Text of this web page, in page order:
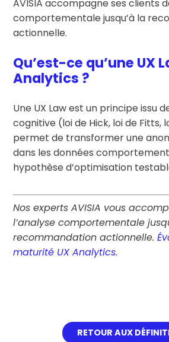
RETOUR AUX
AVISIA accompagne ses clients
comportementale jusqu’à la
actionnelle.
Qu’est-ce qu’une UX
Analytics ?
Une UX Law est un principe issu
cognitive (loi de Hick, loi de Fitts,
permet de transformer une
dans les données
hypothèse d’optimisation
Nos experts AVISIA vous
l’analyse comportementale
recommandation actionnelle.
maturité UX Analytics.